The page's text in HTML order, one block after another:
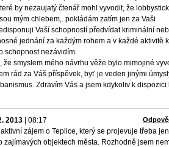
by nezaujatý čtenář mohl vyvodit, že
mým chlebem,. pokládám zatím jen za Vaši
Vaší schopností předvídat kriminální
jednání za každým rohem a v každé aktivitě
schopnost nezávidím.
že smyslem mého návrhu věže bylo mimojiné
rád za Váš příspěvek, byť je veden jinými
Zdravím Vás a jsem kdykoliv k dispozici
2013 08:17
zájem o Teplice, který se projevuje třeba
zajímavých objektech města. Rozhodně jsem